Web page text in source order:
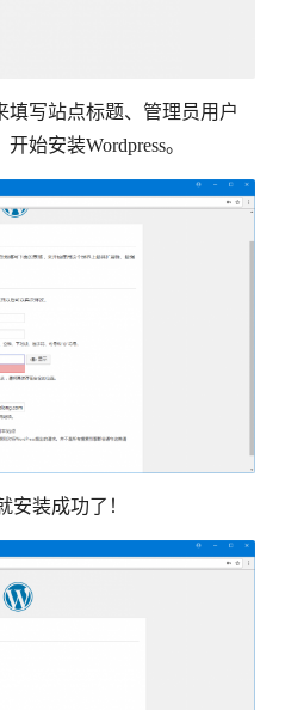
写站点标题、管理员用户
始安装Wordpress。
安装成功了！